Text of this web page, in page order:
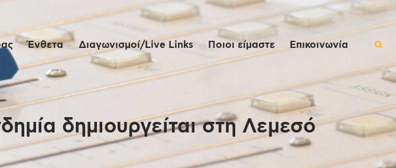
Ένθετα Διαγωνισμοί/Live Links Ποιοι είμαστε Επικοινωνία
δημιουργείται στη Λεμεσό